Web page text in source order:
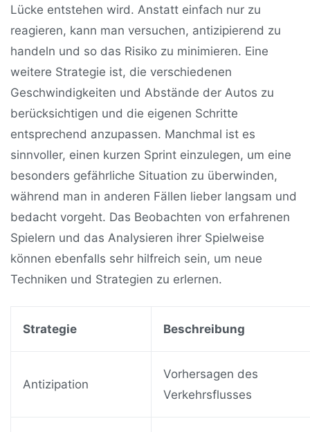
Lücke entstehen wird. Anstatt einfach nur zu
reagieren, kann man versuchen, antizipierend zu
handeln und so das Risiko zu minimieren. Eine
weitere Strategie ist, die verschiedenen
Geschwindigkeiten und Abstände der Autos zu
berücksichtigen und die eigenen Schritte
entsprechend anzupassen. Manchmal ist es
sinnvoller, einen kurzen Sprint einzulegen, um eine
besonders gefährliche Situation zu überwinden,
während man in anderen Fällen lieber langsam und
bedacht vorgeht. Das Beobachten von erfahrenen
Spielern und das Analysieren ihrer Spielweise
können ebenfalls sehr hilfreich sein, um neue
Techniken und Strategien zu erlernen.
Strategie Beschreibung
Antizipation
Vorhersagen des
Verkehrsflusses